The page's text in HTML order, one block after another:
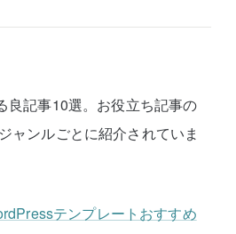
良記事10選。お役立ち記事の
ャンルごとに紹介されていま
テンプレートおすすめ